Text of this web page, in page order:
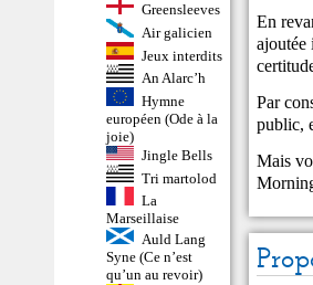
Greensleeves
Air galicien
Jeux interdits
An Alarc’h
Hymne
européen (Ode à la
joie)
Jingle Bells
Tri martolod
La
Marseillaise
Auld Lang
Syne (Ce n’est
qu’un au revoir)
En
ajoutée
Par
public,
Mais